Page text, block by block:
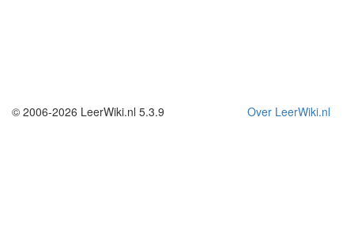
Over LeerWiki.nl
© 2006-2026 LeerWiki.nl 5.3.9